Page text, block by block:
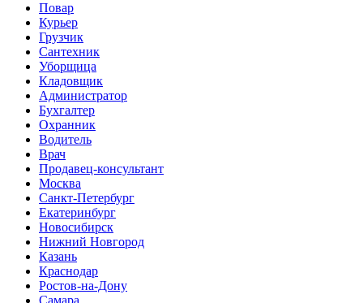
Повар
Курьер
Грузчик
Сантехник
Уборщица
Кладовщик
Администратор
Бухгалтер
Охранник
Водитель
Врач
Продавец-консультант
Москва
Санкт-Петербург
Екатеринбург
Новосибирск
Нижний Новгород
Казань
Краснодар
Ростов-на-Дону
Самара